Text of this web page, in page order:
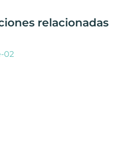
relacionadas